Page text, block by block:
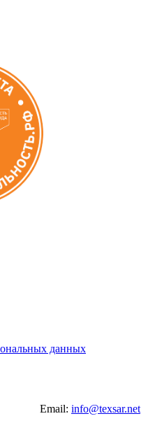
данных
Email: info@texsar.net